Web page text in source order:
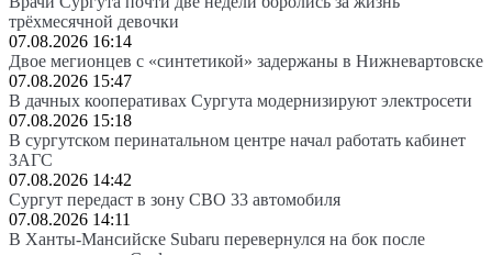
трёхмесячной девочки
07.08.2026 16:14
Двое мегионцев с «синтетикой» задержаны в Нижневартовске
07.08.2026 15:47
В дачных кооперативах Сургута модернизируют электросети
07.08.2026 15:18
В сургутском перинатальном центре начал работать кабинет
ЗАГС
07.08.2026 14:42
Сургут передаст в зону СВО 33 автомобиля
07.08.2026 14:11
В Ханты-Мансийске Subaru перевернулся на бок после